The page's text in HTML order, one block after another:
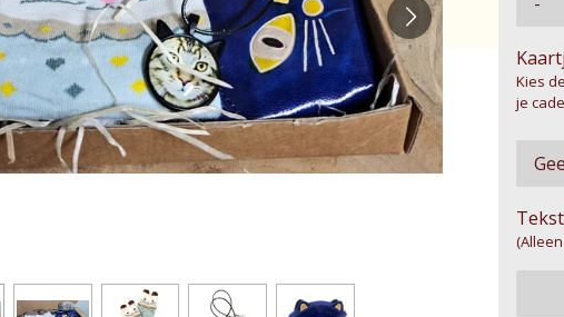
Kies
je